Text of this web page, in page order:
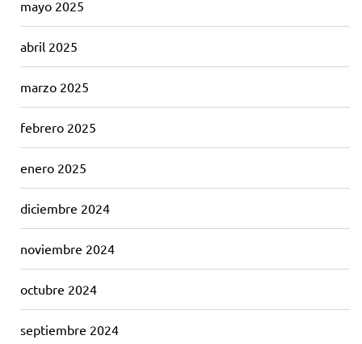
mayo 2025
abril 2025
marzo 2025
febrero 2025
enero 2025
diciembre 2024
noviembre 2024
octubre 2024
septiembre 2024